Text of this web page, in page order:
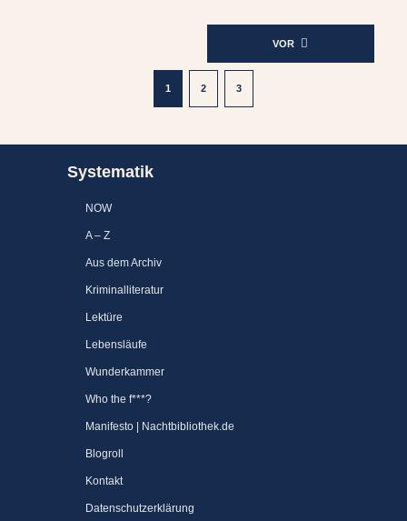
1 2 3
VOR
Systematik
NOW
A – Z
Aus dem Archiv
Kriminalliteratur
Lektüre
Lebensläufe
Wunderkammer
Who the f***?
Manifesto | Nachtbibliothek.de
Blogroll
Kontakt
Datenschutzerklärung